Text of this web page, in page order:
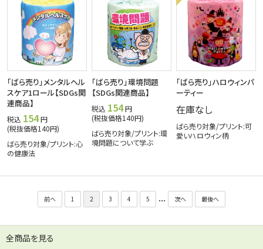
「ばら売り」メンタルヘル
スケア1ロール【SDGs関
連商品】
税込 154円
(税抜価格140円)
ばら売り対象/プリント:心
の健康法
「ばら売り」環境問題
【SDGs関連商品】
税込 154円
(税抜価格140円)
ばら売り対象/プリント:環
境問題について学ぶ
「ばら売り」ハロウィンパ
ーティー
在庫なし
ばら売り対象/プリント:可
愛いハロウィン柄
前へ 1 2 3 4 5 ... 次へ 最後へ
全商品を見る